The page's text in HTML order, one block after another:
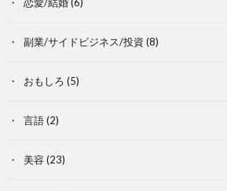
副業/サイドビジネス/投資 (8)
おもしろ (5)
言語(2)
美容 (23)